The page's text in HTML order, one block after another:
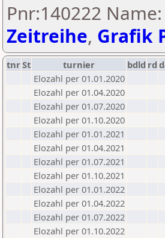
Pnr:140222
Zeitreihe, Grafik
tnrSt turnier bdld rd
Elozahl per 01.01.2020
Elozahl per 01.04.2020
Elozahl per 01.07.2020
Elozahl per 01.10.2020
Elozahl per 01.01.2021
Elozahl per 01.04.2021
Elozahl per 01.07.2021
Elozahl per 01.10.2021
Elozahl per 01.01.2022
Elozahl per 01.04.2022
Elozahl per 01.07.2022
Elozahl per 01.10.2022